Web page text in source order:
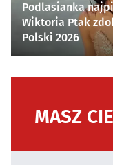
Podlasianka
Wiktoria Ptak
Polski 2026
MASZ